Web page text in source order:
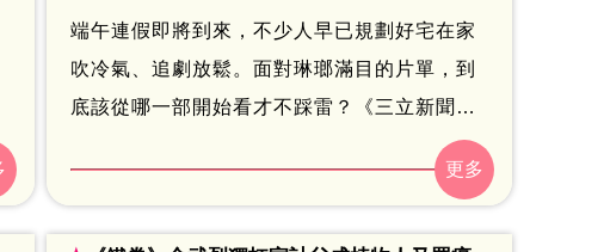
端午連假即將到來，不少人早已規劃好宅在家
吹冷氣、追劇放鬆。面對琳瑯滿目的片單，到
底該從哪一部開始看才不踩雷？《三立新聞
網》特別整理近期最值得關注的5部韓劇，從熱
血動作、校園爽劇，到穿越愛情、超能力奇幻